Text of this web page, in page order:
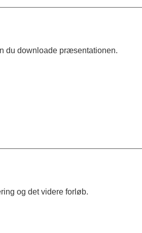
du downloade præsentationen.
og det videre forløb.